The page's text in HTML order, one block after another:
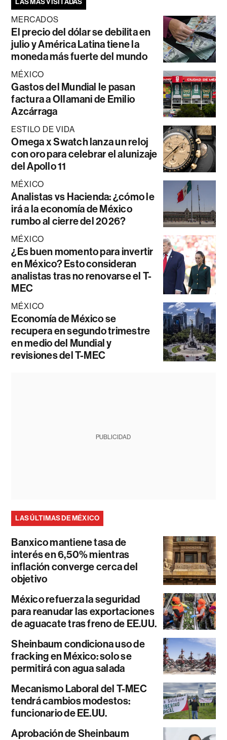
MERCADOS
El precio del dólar se debilita en
julio y América Latina tiene la
moneda más fuerte del mundo
MÉXICO
Gastos del Mundial le pasan
factura a Ollamani de Emilio
Azcárraga
ESTILO DE VIDA
Omega x Swatch lanza un reloj
con oro para celebrar el alunizaje
del Apollo 11
MÉXICO
Analistas vs Hacienda: ¿cómo le
irá a la economía de México
rumbo al cierre del 2026?
MÉXICO
¿Es buen momento para invertir
en México? Esto consideran
analistas tras no renovarse el T-
MEC
MÉXICO
Economía de México se
recupera en segundo trimestre
en medio del Mundial y
revisiones del T-MEC
PUBLICIDAD
LAS ÚLTIMAS DE MÉXICO
Banxico mantiene tasa de
interés en 6,50% mientras
inflación converge cerca del
objetivo
México refuerza la seguridad
para reanudar las exportaciones
de aguacate tras freno de EE.UU.
Sheinbaum condiciona uso de
fracking en México: solo se
permitirá con agua salada
Mecanismo Laboral del T-MEC
tendrá cambios modestos:
funcionario de EE.UU.
Aprobación de Sheinbaum